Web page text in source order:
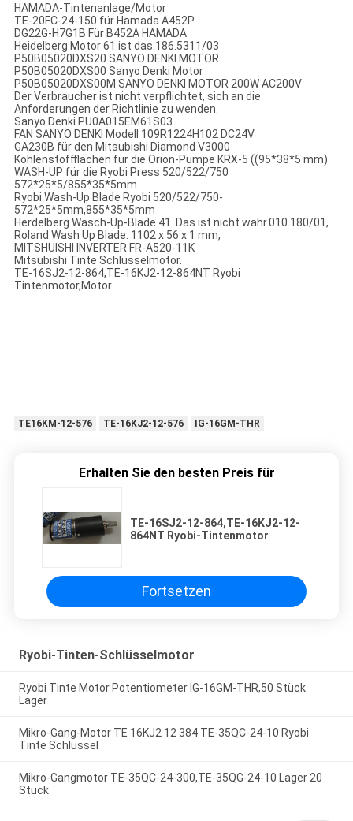
HAMADA-Tintenanlage/Motor
TE-20FC-24-150 für Hamada A452P
DG22G-H7G1B Für B452A HAMADA
Heidelberg Motor 61 ist das.186.5311/03
P50B05020DXS20 SANYO DENKI MOTOR
P50B05020DXS00 Sanyo Denki Motor
P50B05020DXS00M SANYO DENKI MOTOR 200W AC200V
Der Verbraucher ist nicht verpflichtet, sich an die
Anforderungen der Richtlinie zu wenden.
Sanyo Denki PU0A015EM61S03
FAN SANYO DENKI Modell 109R1224H102 DC24V
GA230B für den Mitsubishi Diamond V3000
Kohlenstoffflächen für die Orion-Pumpe KRX-5 ((95*38*5 mm)
WASH-UP für die Ryobi Press 520/522/750
572*25*5/855*35*5mm
Ryobi Wash-Up Blade Ryobi 520/522/750-
572*25*5mm,855*35*5mm
Herdelberg Wasch-Up-Blade 41. Das ist nicht wahr.010.180/01,
Roland Wash Up Blade: 1102 x 56 x 1 mm,
MITSHUISHI INVERTER FR-A520-11K
Mitsubishi Tinte Schlüsselmotor.
TE-16SJ2-12-864,TE-16KJ2-12-864NT Ryobi
Tintenmotor,Motor
TE16KM-12-576 TE-16KJ2-12-576 IG-16GM-THR
Erhalten Sie den besten Preis für
TE-16SJ2-12-864,TE-16KJ2-12-
864NT Ryobi-Tintenmotor
Fortsetzen
Ryobi-Tinten-Schlüsselmotor
Ryobi Tinte Motor Potentiometer IG-16GM-THR,50 Stück
Lager
Mikro-Gang-Motor TE 16KJ2 12 384 TE-35QC-24-10 Ryobi
Tinte Schlüssel
Mikro-Gangmotor TE-35QC-24-300,TE-35QG-24-10 Lager 20
Stück